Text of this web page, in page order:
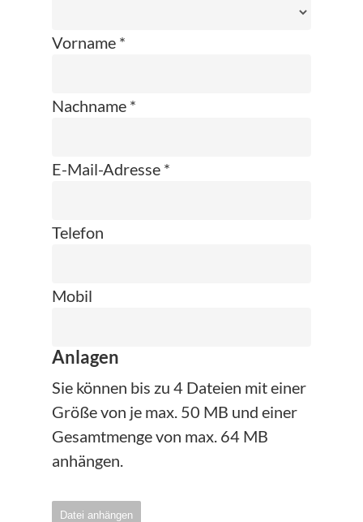
Vorname *
Nachname *
E-Mail-Adresse *
Telefon
Mobil
Anlagen
Sie können bis zu 4 Dateien mit einer
Größe von je max. 50 MB und einer
Gesamtmenge von max. 64 MB
anhängen.
Datei anhängen